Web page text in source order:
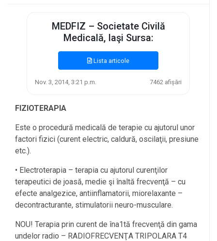
MEDFIZ – Societate Civilă
Medicală, Iaşi Sursa:
Lista articole
Nov. 3, 2014, 3:21 p.m. 7462 afișări
FIZIOTERAPIA
Este o procedură medicală de terapie cu ajutorul unor
factori fizici (curent electric, caldură, oscilaţii, presiune
etc.).
• Electroterapia – terapia cu ajutorul curenţilor
terapeutici de joasă, medie şi înaltă frecvenţă – cu
efecte analgezice, antiinflamatorii, miorelaxante –
decontracturante, stimulatorii neuro-musculare.
NOU! Terapia prin curent de îna1tă frecvenţă din gama
undelor radio – RADIOFRECVENŢA TRIPOLARA T4